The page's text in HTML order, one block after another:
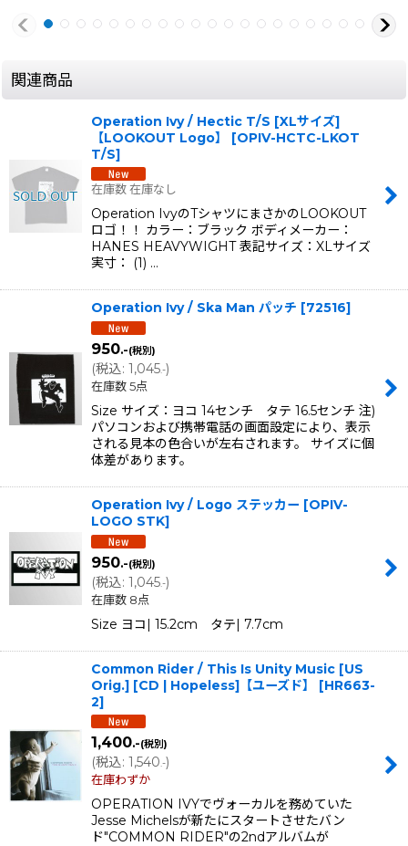
関連商品
Operation Ivy / Hectic T/S [XLサイズ]
【LOOKOUT Logo】
[OPIV-HCTC-LKOT
T/S]
在庫数 在庫なし
Operation IvyのTシャツにまさかのLOOKOUT
ロゴ！！ カラー：ブラック ボディメーカー：
HANES HEAVYWIGHT 表記サイズ：XLサイズ
実寸： (1) …
Operation Ivy / Ska Man パッチ [72516]
950.-(税別)
(税込: 1,045.-)
在庫数 5点
Size サイズ：ヨコ 14センチ タテ 16.5センチ 注)
パソコンおよび携帯電話の画面設定により、表示
される見本の色合いが左右されます。 サイズに個
体差があります。
Operation Ivy / Logo ステッカー [OPIV-
LOGO STK]
950.-(税別)
(税込: 1,045.-)
在庫数 8点
Size ヨコ| 15.2cm タテ| 7.7cm
Common Rider / This Is Unity Music [US
Orig.] [CD | Hopeless]【ユーズド】
[HR663-
2]
1,400.-(税別)
(税込: 1,540.-)
在庫わずか
OPERATION IVYでヴォーカルを務めていた
Jesse Michelsが新たにスタートさせたバン
ド"COMMON RIDER"の2ndアルバムが